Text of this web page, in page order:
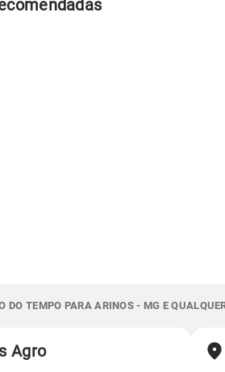
DO TEMPO PARA ARINOS - MG E
Agro